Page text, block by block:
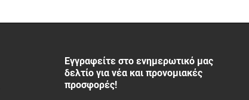
Εγγραφείτε στο ενημερωτικό μας
δελτίο για νέα και προνομιακές
προσφορές!